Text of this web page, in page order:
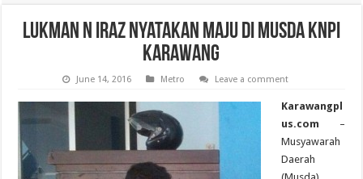
Lukman N Iraz Nyatakan Maju di Musda KNPI
Karawang
June 14, 2016 Metro Leave a comment
Karawangpl
us.com –
Musyawarah
Daerah